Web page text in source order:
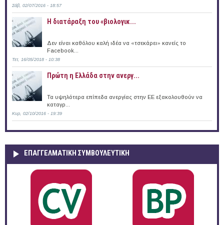
Σάβ, 02/07/2016 - 18:57
Η διατάραξη του «βιολογικ...
Δεν είναι καθόλου καλή ιδέα να «τσεκάρει» κανείς το
Facebook...
Τετ, 16/05/2018 - 10:38
Πρώτη η Ελλάδα στην ανεργ...
Τα υψηλότερα επίπεδα ανεργίας στην ΕΕ εξακολουθούν να
καταγρ...
Κυρ, 02/10/2016 - 19:39
ΕΠΑΓΓΕΛΜΑΤΙΚΉ ΣΥΜΒΟΥΛΕΥΤΙΚΉ